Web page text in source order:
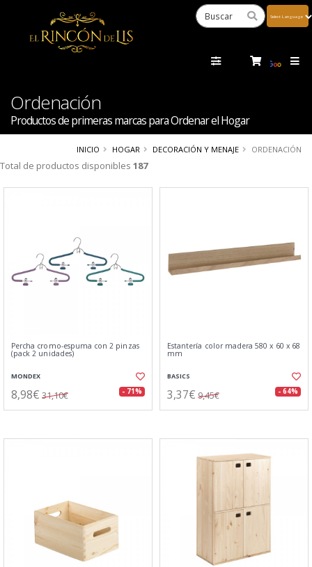
Ordenación
Productos de primeras marcas para Ordenar el Hogar
INICIO HOGAR DECORACIÓN Y MENAJE ORDENACIÓN
Total de productos disponibles 187
Percha cromo-espuma con 2 pinzas
(pack 2 unidades)
MONDEX
8,98€ 31,10€ - 71%
Estantería color madera 580 x 60 x 68
mm
BASICS
3,37€ 9,45€ - 64%